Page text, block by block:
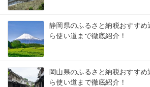
静岡県のふるさと納税おすす
ら使い道まで徹底紹介！
岡山県のふるさと納税おすす
ら使い道まで徹底紹介！